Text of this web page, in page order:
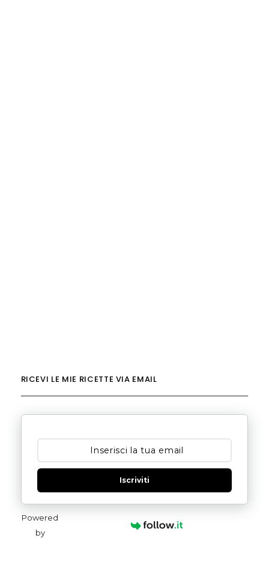
RICEVI LE MIE RICETTE VIA EMAIL
Iscriviti
Powered
by